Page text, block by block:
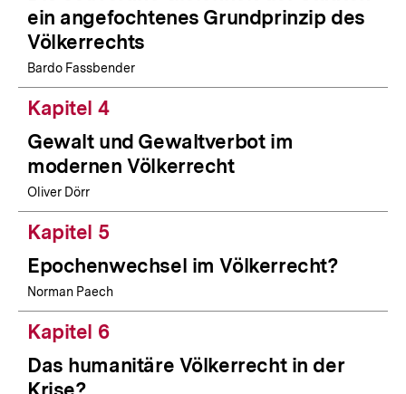
ein angefochtenes Grundprinzip des
Völkerrechts
Bardo Fassbender
Kapitel 4
Gewalt und Gewaltverbot im
modernen Völkerrecht
Oliver Dörr
Kapitel 5
Epochenwechsel im Völkerrecht?
Norman Paech
Kapitel 6
Das humanitäre Völkerrecht in der